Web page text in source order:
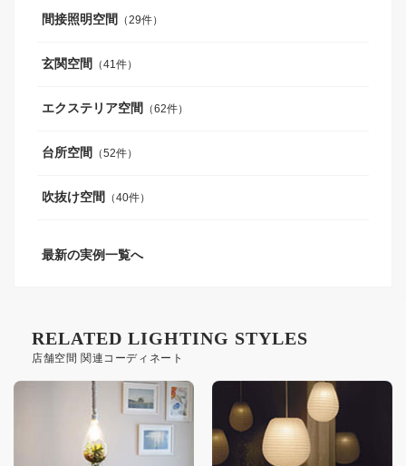
間接照明空間 （29件）
玄関空間 （41件）
エクステリア空間 （62件）
台所空間 （52件）
吹抜け空間 （40件）
最新の実例一覧へ
店舗空間 関連コーディネート
RELATED LIGHTING STYLES